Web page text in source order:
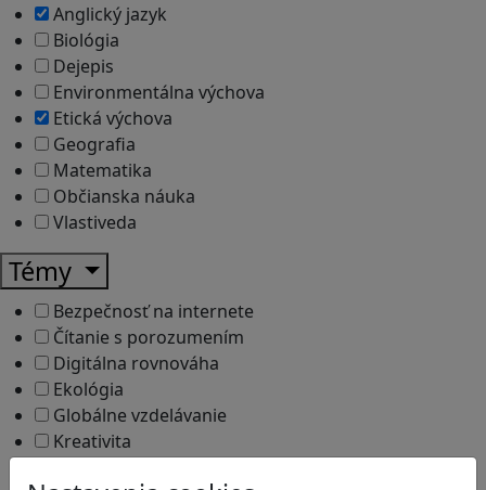
Anglický jazyk
Biológia
Dejepis
Environmentálna výchova
Etická výchova
Geografia
Matematika
Občianska náuka
Vlastiveda
Témy
Bezpečnosť na internete
Čítanie s porozumením
Digitálna rovnováha
Ekológia
Globálne vzdelávanie
Kreativita